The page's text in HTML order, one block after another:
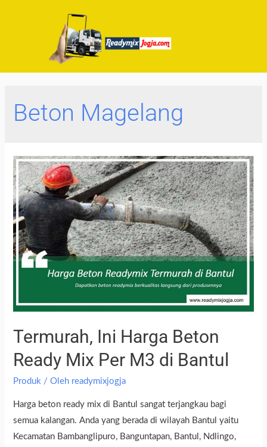
Beton Magelang
Termurah, Ini Harga Beton
Ready Mix Per M3 di Bantul
Produk / Oleh readymixjogja
Harga beton ready mix di Bantul sangat terjangkau bagi
semua kalangan. Anda yang berada di wilayah Bantul yaitu
Kecamatan Bambanglipuro, Banguntapan, Bantul, Ndlingo,